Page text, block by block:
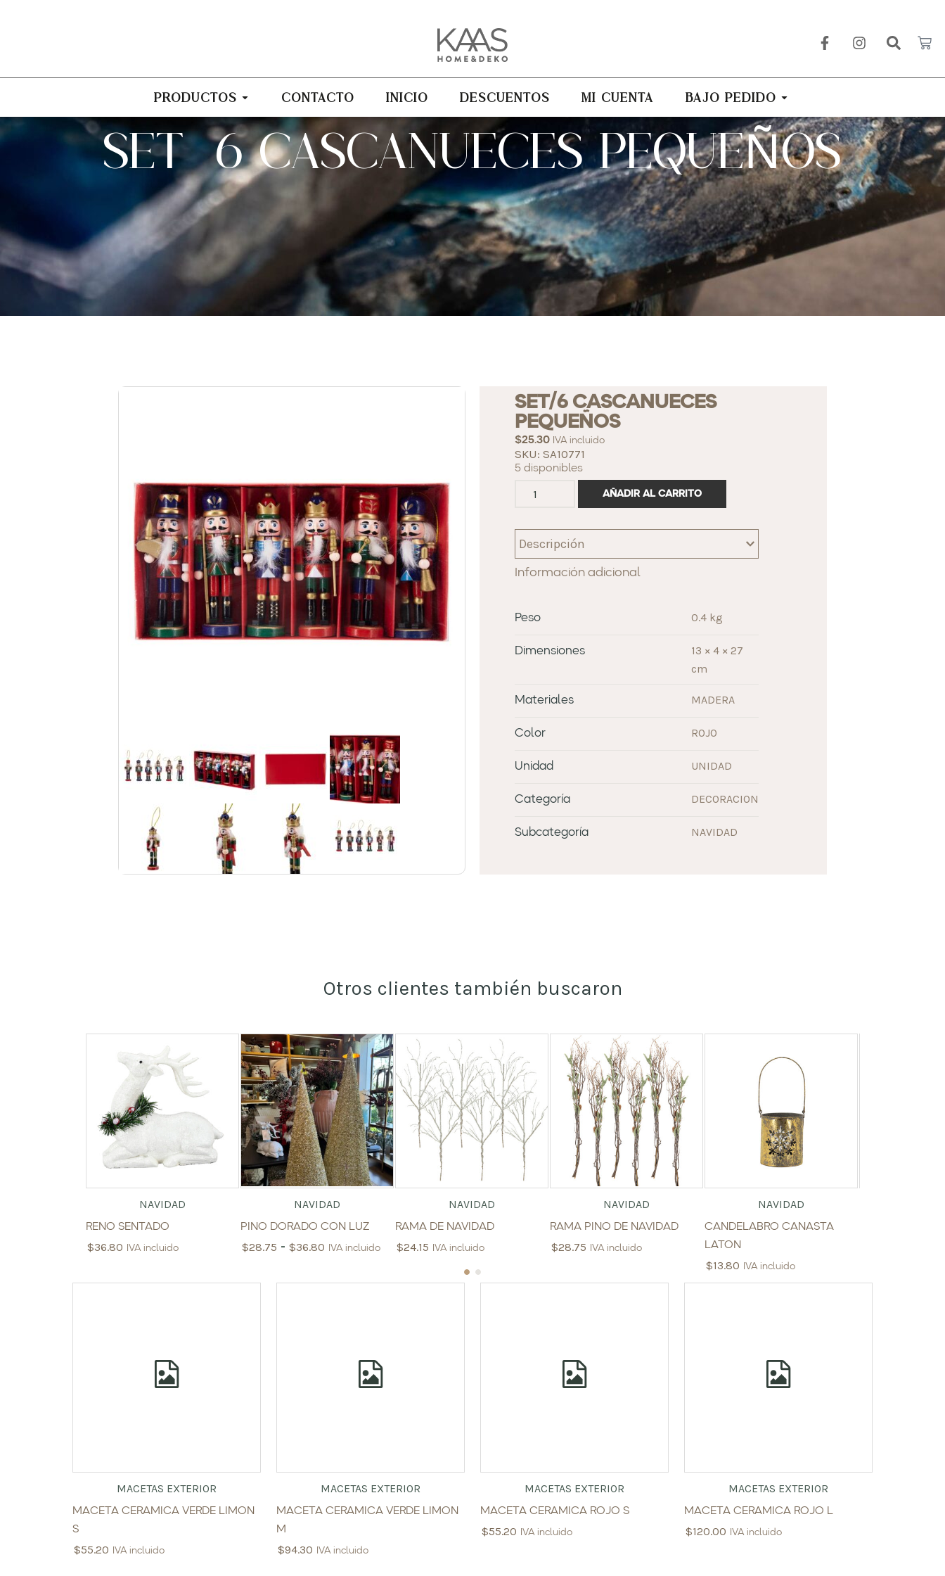
PRODUCTOS CONTACTO INICIO DESCUENTOS MI CUENTA BAJO PEDIDO
SET/6 CASCANUECES PEQUEÑOS
SET/6 CASCANUECES
PEQUEÑOS
$25.30 IVA incluido
SKU: SA10771
5 disponibles
AÑADIR AL CARRITO
Descripción
Información adicional
Peso 0.4 kg
Dimensiones
13 × 4 × 27
cm
Materiales MADERA
Color ROJO
Unidad UNIDAD
Categoría DECORACION
Subcategoría NAVIDAD
Otros clientes también buscaron
NAVIDAD
RENO SENTADO
$36.80 IVA incluido
NAVIDAD
PINO DORADO CON LUZ
$28.75 - $36.80 IVA incluido
NAVIDAD
RAMA DE NAVIDAD
$24.15 IVA incluido
NAVIDAD
RAMA PINO DE NAVIDAD
$28.75 IVA incluido
NAVIDAD
CANDELABRO CANASTA
LATON
$13.80 IVA incluido
MACETAS EXTERIOR
MACETA CERAMICA VERDE LIMON
S
$55.20 IVA incluido
MACETAS EXTERIOR
MACETA CERAMICA VERDE LIMON
M
$94.30 IVA incluido
MACETAS EXTERIOR
MACETA CERAMICA ROJO S
$55.20 IVA incluido
MACETAS EXTERIOR
MACETA CERAMICA ROJO L
$120.00 IVA incluido